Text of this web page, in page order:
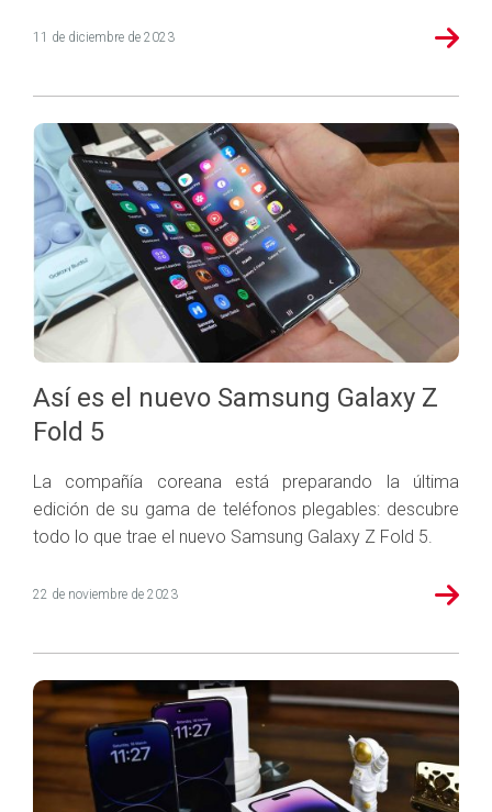
11 de diciembre de 2023
Así es el nuevo Samsung Galaxy Z
Fold 5
La compañía coreana está preparando la última
edición de su gama de teléfonos plegables: descubre
todo lo que trae el nuevo Samsung Galaxy Z Fold 5.
22 de noviembre de 2023